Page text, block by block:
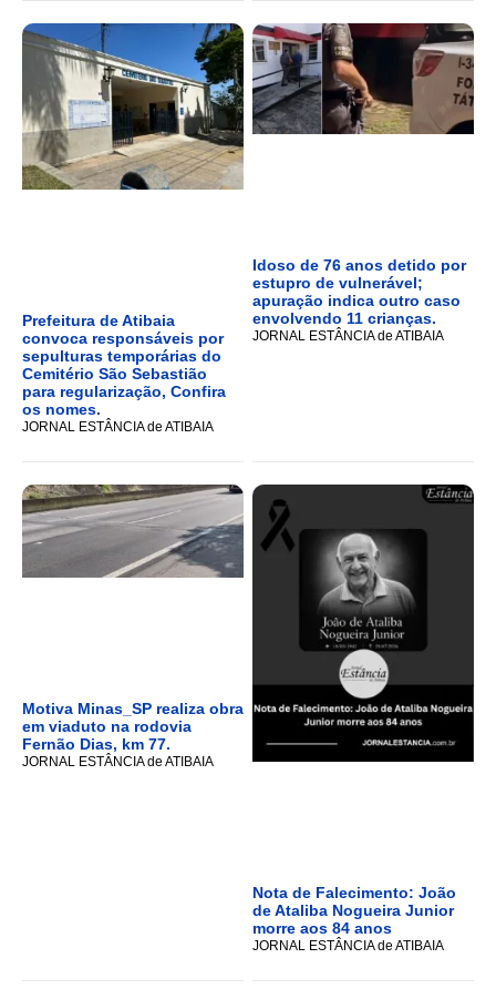
Prefeitura de Atibaia
convoca responsáveis por
sepulturas temporárias do
Cemitério São Sebastião
para regularização, Confira
os nomes.
JORNAL ESTÂNCIA de ATIBAIA
Idoso de 76 anos detido por
estupro de vulnerável;
apuração indica outro caso
envolvendo 11 crianças.
JORNAL ESTÂNCIA de ATIBAIA
Motiva Minas_SP realiza obra
em viaduto na rodovia
Fernão Dias, km 77.
JORNAL ESTÂNCIA de ATIBAIA
Nota de Falecimento: João
de Ataliba Nogueira Junior
morre aos 84 anos
JORNAL ESTÂNCIA de ATIBAIA